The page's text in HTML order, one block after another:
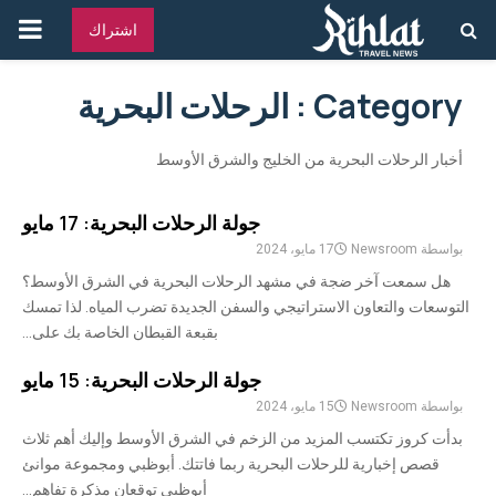
اشتراك
Category : الرحلات البحرية
أخبار الرحلات البحرية من الخليج والشرق الأوسط
جولة الرحلات البحرية: 17 مايو
بواسطة Newsroom 17 مايو، 2024
هل سمعت آخر ضجة في مشهد الرحلات البحرية في الشرق الأوسط؟
التوسعات والتعاون الاستراتيجي والسفن الجديدة تضرب المياه. لذا تمسك
بقبعة القبطان الخاصة بك على...
جولة الرحلات البحرية: 15 مايو
بواسطة Newsroom 15 مايو، 2024
بدأت كروز تكتسب المزيد من الزخم في الشرق الأوسط وإليك أهم ثلاث
قصص إخبارية للرحلات البحرية ربما فاتتك. أبوظبي ومجموعة موانئ
أبوظبي توقعان مذكرة تفاهم...